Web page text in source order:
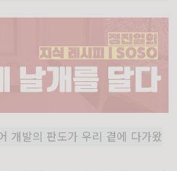
개발의 판도가 우리 곁에 다가왔